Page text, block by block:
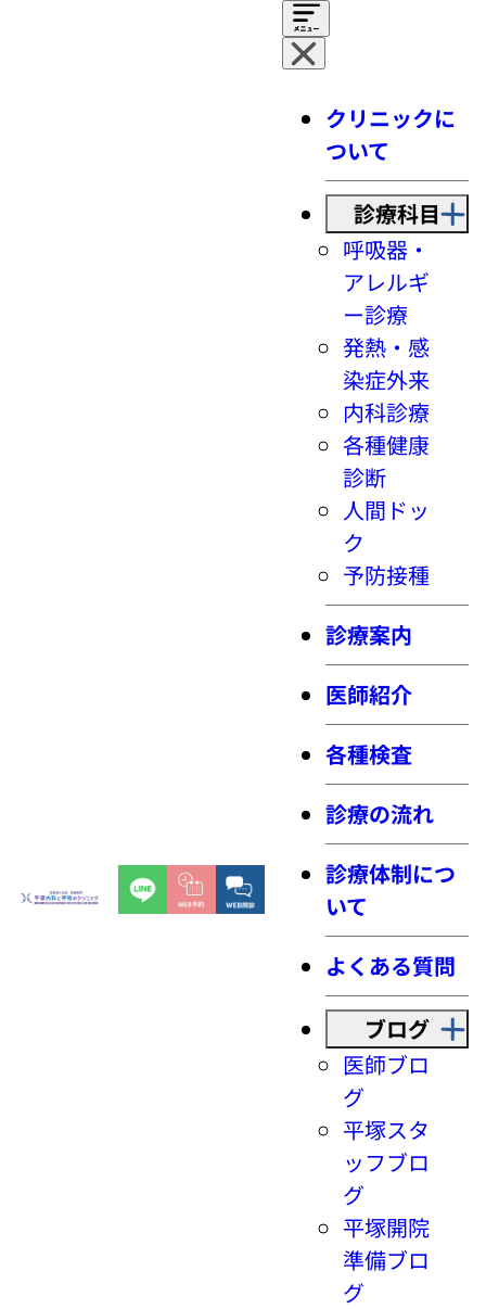
クリニックに
ついて
診療科目
呼吸器・
アレルギ
ー診療
発熱・感
染症外来
内科診療
各種健康
診断
人間ドッ
ク
予防接種
診療案内
医師紹介
各種検査
診療の流れ
診療体制につ
いて
よくある質問
ブログ
医師ブロ
グ
平塚スタ
ッフブロ
グ
平塚開院
準備ブロ
グ